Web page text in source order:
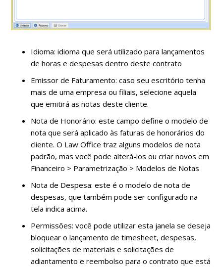
Idioma: idioma que será utilizado para lançamentos
de horas e despesas dentro deste contrato
Emissor de Faturamento: caso seu escritório tenha
mais de uma empresa ou filiais, selecione aquela
que emitirá as notas deste cliente.
Nota de Honorário: este campo define o modelo de
nota que será aplicado às faturas de honorários do
cliente. O Law Office traz alguns modelos de nota
padrão, mas você pode alterá-los ou criar novos em
Financeiro > Parametrização > Modelos de Notas
Nota de Despesa: este é o modelo de nota de
despesas, que também pode ser configurado na
tela indica acima.
Permissões: você pode utilizar esta janela se deseja
bloquear o lançamento de timesheet, despesas,
solicitações de materiais e solicitações de
adiantamento e reembolso para o contrato que está